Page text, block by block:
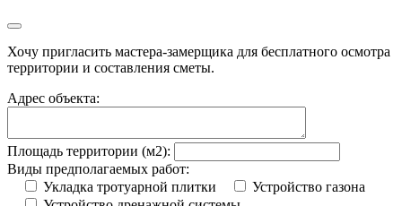
Хочу пригласить мастера-замерщика для бесплатного осмотра
территории и составления сметы.
Адрес объекта:
Площадь территории (м2):
Виды предполагаемых работ:
Укладка тротуарной плитки
Устройство газона